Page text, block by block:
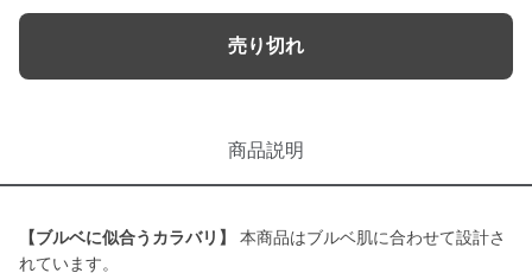
売り切れ
商品説明
【ブルベに似合うカラバリ】
本商品はブルベ肌に合わせて設計さ
れています。